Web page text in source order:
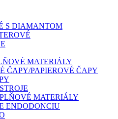
S DIAMANTOM
MATERIÁLY
ČAPY/PAPIEROVÉ ČAPY
MATERIÁLY
ENDODONCIU